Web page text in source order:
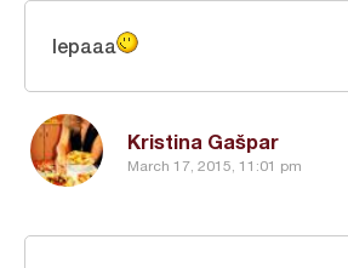
Kristina Gašpar
March 17, 2015, 11:01 pm
lepaaa